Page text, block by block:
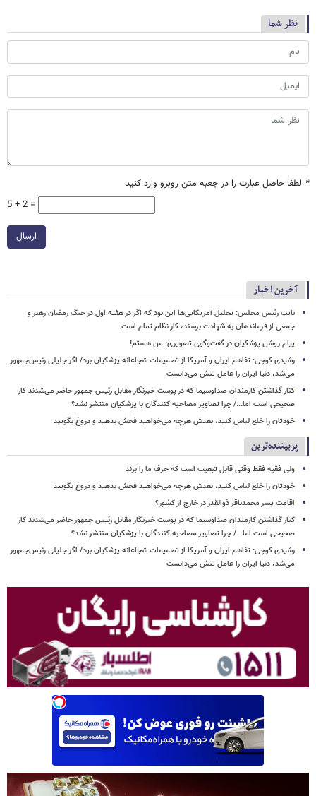
نظر شما
* لطفا حاصل عبارت را در جعبه متن روبرو وارد کنید
5 + 2 =
ارسال
آخرین اخبار
نایب رئیس مجلس: تحلیل آمریکایی‌ها این بود که اگر در هفته اول در جنگ رمضان رهبر و
جمعی از فرماندهان به شهادت برسند، کار نظام تمام است.
پیام روشن پزشکیان در گفت‌وگوی تصویری: من هستم!
رشیدی کوچی: تفاهم ایران و آمریکا از تصمیمات شجاعانه پزشکیان بود/ اگر جلیلی رئیس‌جمهور
می‌شد، دنیا ایران را عامل تنش می‌دانست
کنار گذاشتن کارمندان صداوسیما که در پوست خبرنگار مقابل رئیس جمهور حاضر می‌شدند کار
صحیحی است اما.../ چرا تصاویر مصاحبه کنندگان با پزشکیان منتشر نشد؟
خودتان را خلع لباس کنید، بعدش هرچه می‌خواهید فحش بدهید و دروغ بگویید
پربیننده‌ترین
ولی فقیه فقط وقتی قابل تبعیت است که جرف ما را بزند
خودتان را خلع لباس کنید، بعدش هرچه می‌خواهید فحش بدهید و دروغ بگویید
اقامت پسر محمدباقر ذوالقدر در خارج از کشور؟
کنار گذاشتن کارمندان صداوسیما که در پوست خبرنگار مقابل رئیس جمهور حاضر می‌شدند کار
صحیحی است اما.../ چرا تصاویر مصاحبه کنندگان با پزشکیان منتشر نشد؟
رشیدی کوچی: تفاهم ایران و آمریکا از تصمیمات شجاعانه پزشکیان بود/ اگر جلیلی رئیس‌جمهور
می‌شد، دنیا ایران را عامل تنش می‌دانست